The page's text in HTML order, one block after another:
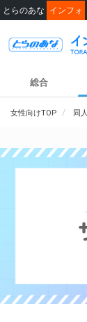
とらのあな インフォ
総合
女性向けTOP 同人